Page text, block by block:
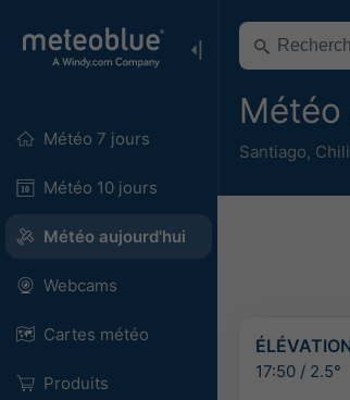
Météo 7 jours
Météo 10 jours
Météo aujourd'hui
Webcams
Cartes météo
Produits
Santiago, Chili
17:50 / 2.5°